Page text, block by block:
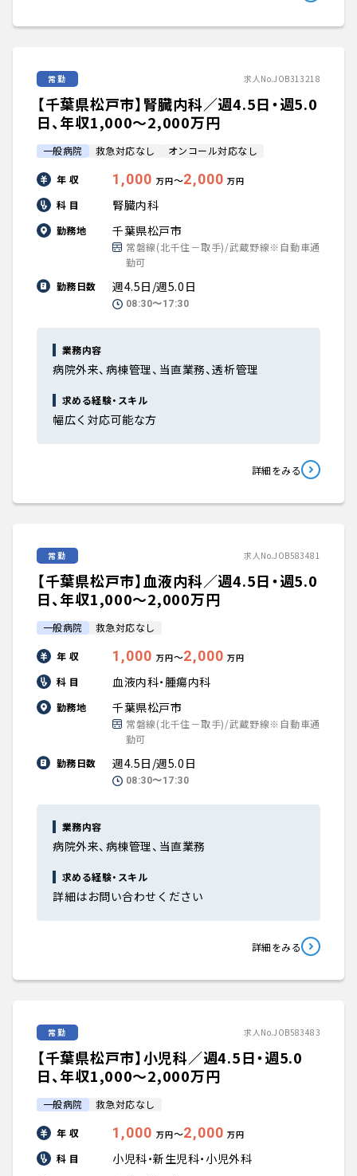
常勤 求人No.JOB313218
【千葉県松戸市】腎臓内科／週4.5日・週5.0
日、年収1,000〜2,000万円
一般病院 救急対応なし オンコール対応なし
年 収 1,000 万円〜2,000 万円
科 目 腎臓内科
勤務地 千葉県松戸市
常磐線(北千住－取手)/武蔵野線※自動車通
勤可
勤務日数
週4.5日/週5.0日
08:30〜17:30
業務内容
病院外来、病棟管理、当直業務、透析管理
求める経験・スキル
幅広く対応可能な方
詳細をみる
常勤 求人No.JOB583481
【千葉県松戸市】血液内科／週4.5日・週5.0
日、年収1,000〜2,000万円
一般病院 救急対応なし
年 収 1,000 万円〜2,000 万円
科 目 血液内科・腫瘍内科
勤務地 千葉県松戸市
常磐線(北千住－取手)/武蔵野線※自動車通
勤可
勤務日数
週4.5日/週5.0日
08:30〜17:30
業務内容
病院外来、病棟管理、当直業務
求める経験・スキル
詳細はお問い合わせください
詳細をみる
常勤 求人No.JOB583483
【千葉県松戸市】小児科／週4.5日・週5.0
日、年収1,000〜2,000万円
一般病院 救急対応なし
年 収 1,000 万円〜2,000 万円
科 目 小児科・新生児科・小児外科